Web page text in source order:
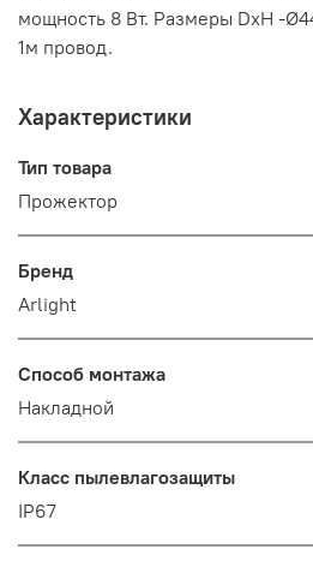
мощность 8 Вт. Размеры DxH -
1м провод.
Характеристики
Тип товара
Прожектор
Бренд
Arlight
Способ монтажа
Накладной
Класс пылевлагозащиты
IP67